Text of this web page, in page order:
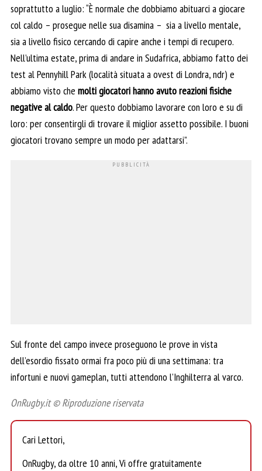
soprattutto a luglio: “È normale che dobbiamo abituarci a giocare
col caldo – prosegue nelle sua disamina – sia a livello mentale,
sia a livello fisico cercando di capire anche i tempi di recupero.
Nell’ultima estate, prima di andare in Sudafrica, abbiamo fatto dei
test al Pennyhill Park (località situata a ovest di Londra, ndr) e
abbiamo visto che molti giocatori hanno avuto reazioni fisiche
negative al caldo. Per questo dobbiamo lavorare con loro e su di
loro: per consentirgli di trovare il miglior assetto possibile. I buoni
giocatori trovano sempre un modo per adattarsi”.
Sul fronte del campo invece proseguono le prove in vista
dell’esordio fissato ormai fra poco più di una settimana: tra
infortuni e nuovi gameplan, tutti attendono l’Inghilterra al varco.
OnRugby.it © Riproduzione riservata
Cari Lettori,
OnRugby, da oltre 10 anni, Vi offre gratuitamente